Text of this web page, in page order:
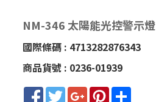
NM-346 太陽能光控警示燈
國際條碼 : 4713282876343
商品貨號 : 0236-01939
Facebook
TwitterGoogle+Pinterest